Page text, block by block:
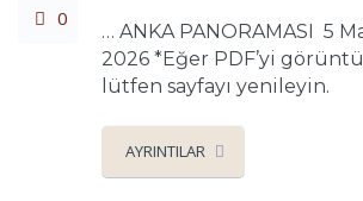
0
… ANKA PANORAMASI 5
2026 *Eğer PDF’yi
lütfen sayfayı yenileyin.
AYRINTILAR